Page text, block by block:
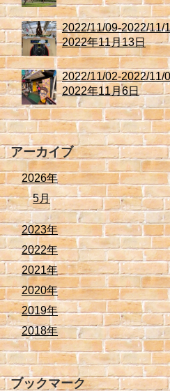
2022/11/09-2022/11/
2022年11月13日
2022/11/02-2022/11/
2022年11月6日
アーカイブ
2026年
5月
2023年
2022年
2021年
2020年
2019年
2018年
ブックマーク